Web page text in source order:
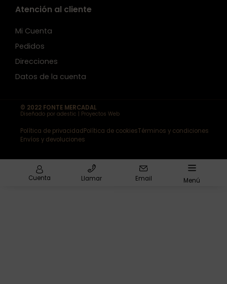
Atención al cliente
Mi Cuenta
Pedidos
Direcciones
Datos de la cuenta
© 2022 FONTE MERCADAL
Diseñado por adestic | Proyectos Web
Política de privacidadPolítica de cookiesTérminos y condiciones
Envíos y devoluciones
Cuenta Llamar Email Menú